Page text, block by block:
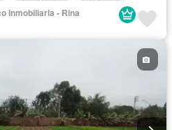
Inmobiliaria - Rina